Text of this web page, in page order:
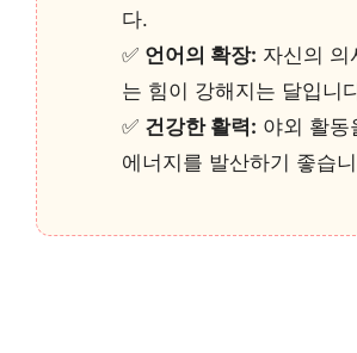
다.
✅ 언어의 확장: 자신의 의
는 힘이 강해지는 달입니
✅ 건강한 활력: 야외 활동
에너지를 발산하기 좋습